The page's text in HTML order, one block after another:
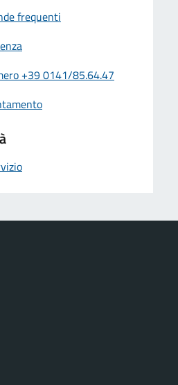
frequenti
+39 0141/85.64.47